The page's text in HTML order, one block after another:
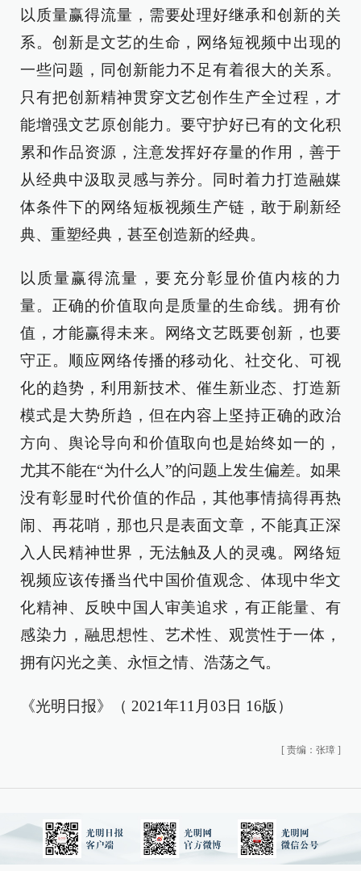
以质量赢得流量，需要处理好继承和创新的关
系。创新是文艺的生命，网络短视频中出现的
一些问题，同创新能力不足有着很大的关系。
只有把创新精神贯穿文艺创作生产全过程，才
能增强文艺原创能力。要守护好已有的文化积
累和作品资源，注意发挥好存量的作用，善于
从经典中汲取灵感与养分。同时着力打造融媒
体条件下的网络短板视频生产链，敢于刷新经
典、重塑经典，甚至创造新的经典。
以质量赢得流量，要充分彰显价值内核的力
量。正确的价值取向是质量的生命线。拥有价
值，才能赢得未来。网络文艺既要创新，也要
守正。顺应网络传播的移动化、社交化、可视
化的趋势，利用新技术、催生新业态、打造新
模式是大势所趋，但在内容上坚持正确的政治
方向、舆论导向和价值取向也是始终如一的，
尤其不能在“为什么人”的问题上发生偏差。如果
没有彰显时代价值的作品，其他事情搞得再热
闹、再花哨，那也只是表面文章，不能真正深
入人民精神世界，无法触及人的灵魂。网络短
视频应该传播当代中国价值观念、体现中华文
化精神、反映中国人审美追求，有正能量、有
感染力，融思想性、艺术性、观赏性于一体，
拥有闪光之美、永恒之情、浩荡之气。
《光明日报》（ 2021年11月03日 16版）
[ 责编：张璋 ]